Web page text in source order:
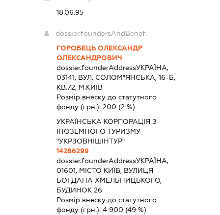
18.06.95
dossier.foundersAndBenef:
ГОРОБЕЦЬ ОЛЕКСАНДР
ОЛЕКСАНДРОВИЧ
dossier.founderAddressУКРАЇНА,
03141, ВУЛ. СОЛОМ"ЯНСЬКА, 16-Б,
КВ.72, М.КИЇВ
Розмір внеску до статутного
фонду (грн.):200 (2 %)
УКРАЇНСЬКА КОРПОРАЦІЯ З
ІНОЗЕМНОГО ТУРИЗМУ
"УКРЗОВНІШІНТУР"
14286299
dossier.founderAddressУКРАЇНА,
01601, МІСТО КИЇВ, ВУЛИЦЯ
БОГДАНА ХМЕЛЬНИЦЬКОГО,
БУДИНОК 26
Розмір внеску до статутного
фонду (грн.):4 900 (49 %)